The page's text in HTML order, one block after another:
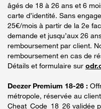
âgés de 18 à 26 ans et 6
carte d’identité. Sans
25€/mois à partir de la 2e
demande et jusqu’aux 26
remboursement par client.
remboursement en cas de
Détails et formulaire sur
Deezer Premium 18-26 :
métropole, réservée au
Cheat_Code_18_26 validée